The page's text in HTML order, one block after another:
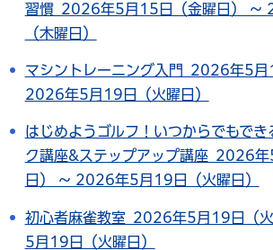
習慣 2026年5月15日（金曜日） ～
（木曜日）
マシントレーニング入門 2026年5月
2026年5月19日（火曜日）
はじめようゴルフ！いつからでもでき
ク講座&ステップアップ講座 2026
日） ～ 2026年5月19日（火曜日）
初心者麻雀教室 2026年5月19日（
5月19日（火曜日）